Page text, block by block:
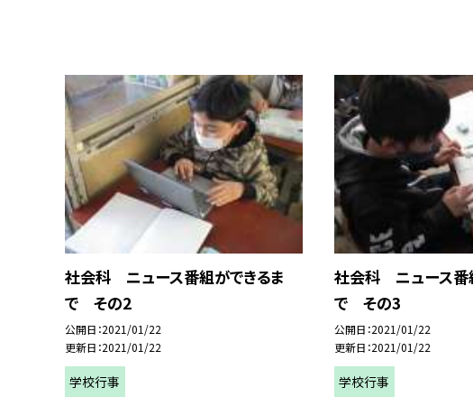
社会科 ニュース番組ができるま
で その2
公開日 2021/01/22
更新日 2021/01/22
学校行事
社会科 ニュース番
で その3
公開日 2021/01/22
更新日 2021/01/22
学校行事